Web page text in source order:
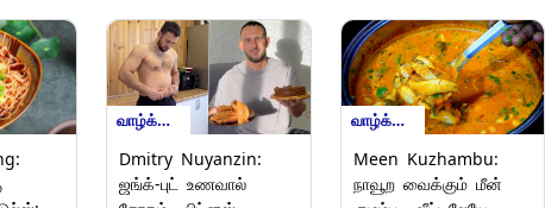
வாழ்க்கை முறைகள்
Dmitry Nuyanzin:
ஜங்க்-புட் உணவால்
வாழ்க்கை முறைகள்
Meen Kuzhambu:
நாவூற வைக்கும் மீன்